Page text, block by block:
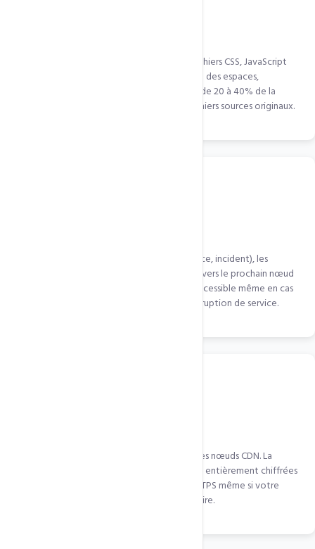
QUIC.cloud minifie automatiquement vos fichiers CSS, JavaScript
et HTML lors de la distribution — suppression des espaces,
commentaires, retours à la ligne. Réduction de 20 à 40% de la
taille des fichiers texte sans modifier vos fichiers sources originaux.
Si un nœud CDN est indisponible (maintenance, incident), les
requêtes sont automatiquement redirigées vers le prochain nœud
disponible le plus proche. Votre site reste accessible même en cas
de panne d'un point de présence. Zéro interruption de service.
QUIC.cloud gère les certificats SSL sur tous ses nœuds CDN. La
connexion visiteur-CDN et CDN-serveur sont entièrement chiffrées
en TLS 1.3. Vos visiteurs voient le cadenas HTTPS même si votre
serveur principal a un problème SSL temporaire.